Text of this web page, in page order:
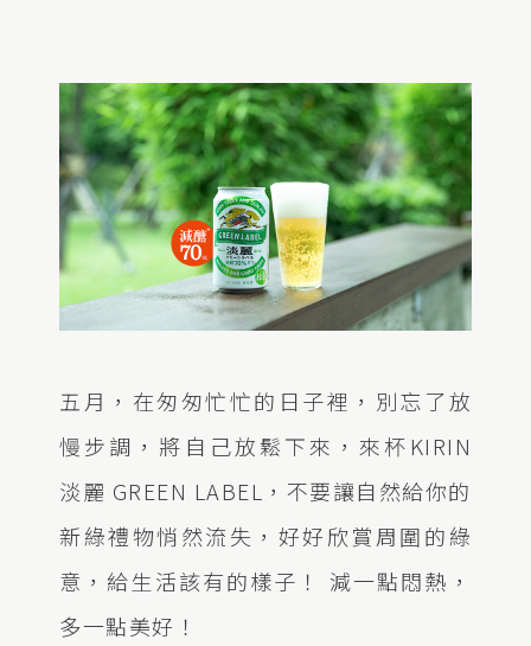
五月，在匆匆忙忙的日子裡，別忘了放
慢步調，將自己放鬆下來，來杯KIRIN
淡麗 GREEN LABEL，不要讓自然給你的
新綠禮物悄然流失，好好欣賞周圍的綠
意，給生活該有的樣子！ 減一點悶熱，
多一點美好！